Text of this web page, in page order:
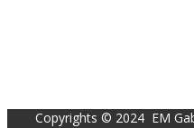
Copyrights © 2024 EM